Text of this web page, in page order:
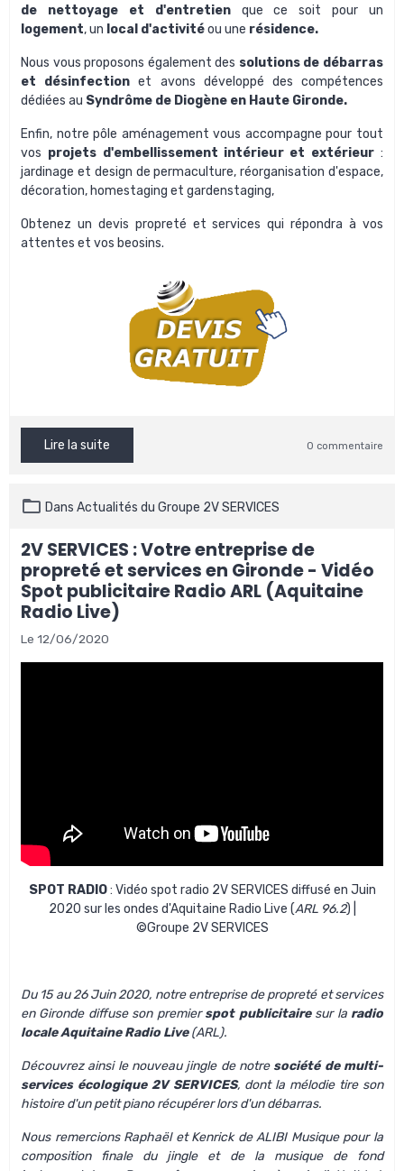
de nettoyage et d'entretien que ce soit pour un
logement, un local d'activitéou une résidence.
Nous vous proposons également des solutions de débarras
et désinfectionet avons développé des compétences
dédiées au Syndrôme de Diogène en Haute Gironde.
Enfin, notre pôle aménagement vous accompagne pour tout
vos projets d'embellissement intérieur et extérieur :
jardinage et design de permaculture, réorganisation d'espace,
décoration, homestaging et gardenstaging,
Obtenez un devis propreté et services qui répondra à vos
attentes et vos beosins.
Lire la suite 0 commentaire
Dans Actualités du Groupe 2V SERVICES
2V SERVICES : Votre entreprise de
propreté et services en Gironde - Vidéo
Spot publicitaire Radio ARL (Aquitaine
Radio Live)
Le 12/06/2020
SPOT RADIO: Vidéo spot radio 2V SERVICES diffusé en Juin
2020 sur les ondes d'Aquitaine Radio Live (ARL 96.2) |
©Groupe 2V SERVICES
Du 15 au 26 Juin 2020, notreentreprise de propreté et services
en Girondediffuse son premierspot publicitairesur la radio
locale Aquitaine Radio Live (ARL).
Découvrez ainsi le nouveau jingle de notre société de multi-
services écologique 2V SERVICES, dont la mélodie tire son
histoire d'un petit piano récupérer lors d'un débarras.
Nous remercions Raphaël et Kenrick deALIBI Musiquepour la
composition finale du jingle et de la musique de fond